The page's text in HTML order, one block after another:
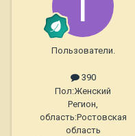
Пользователи.
390
Пол:Женский
Регион,
область:Ростовская
область